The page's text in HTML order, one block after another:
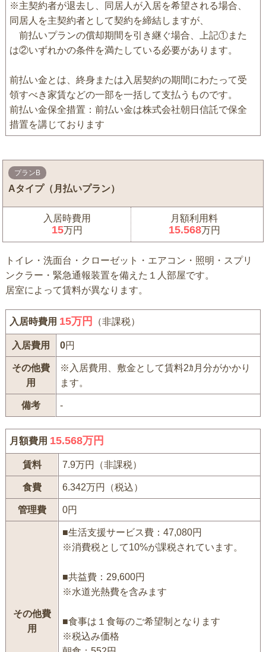
※主契約者が退去し、同居人が入居を希望される場合、
同居人を主契約者として契約を締結しますが、
前払いプランの償却期間を引き継ぐ場合、上記①また
は②いずれかの条件を満たしている必要があります。
前払い金とは、終身または入居契約の期間にわたって受
領すべき家賃などの一部を一括して支払うものです。
前払い金保全措置：前払い金は株式会社朝日信託で保全
措置を講じております
プランB
Aタイプ（月払いプラン）
入居時費用
15万円
月額利用料
15.568万円
トイレ・洗面台・クローゼット・エアコン・照明・スプリ
ンクラー・緊急通報装置を備えた１人部屋です。
居室によって賃料が異なります。
入居時費用 15万円 （非課税）
入居費用 0円
その他費
用
※入居費用、敷金として賃料2ｶ月分がかかり
ます。
備考 -
月額費用 15.568万円
賃料 7.9万円（非課税）
食費 6.342万円（税込）
管理費 0円
その他費
用
■生活支援サービス費：47,080円
※消費税として10%が課税されています。
■共益費：29,600円
※水道光熱費を含みます
■食事は１食毎のご希望制となります
※税込み価格